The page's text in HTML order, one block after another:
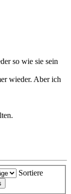
so wie sie sein
wieder. Aber ich
Sortiere